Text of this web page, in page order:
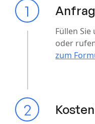
1
Füllen
oder
zum
2